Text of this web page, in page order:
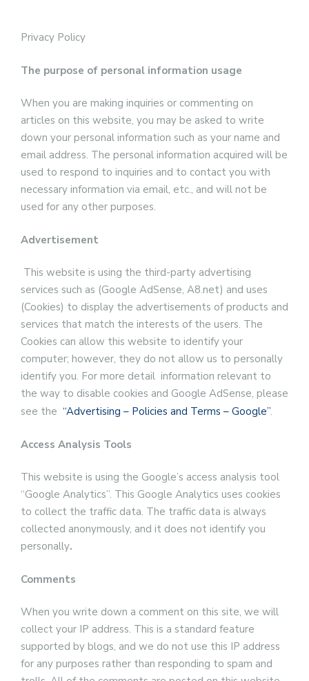
Privacy Policy
The purpose of personal information usage
When you are making inquiries or commenting on
articles on this website, you may be asked to write
down your personal information such as your name and
email address. The personal information acquired will be
used to respond to inquiries and to contact you with
necessary information via email, etc., and will not be
used for any other purposes.
Advertisement
This website is using the third-party advertising
services such as (Google AdSense, A8.net) and uses
(Cookies) to display the advertisements of products and
services that match the interests of the users. The
Cookies can allow this website to identify your
computer; however, they do not allow us to personally
identify you. For more detail information relevant to
the way to disable cookies and Google AdSense, please
see the “Advertising – Policies and Terms – Google”.
Access Analysis Tools
This website is using the Google’s access analysis tool
“Google Analytics”. This Google Analytics uses cookies
to collect the traffic data. The traffic data is always
collected anonymously, and it does not identify you
personally.
Comments
When you write down a comment on this site, we will
collect your IP address. This is a standard feature
supported by blogs, and we do not use this IP address
for any purposes rather than responding to spam and